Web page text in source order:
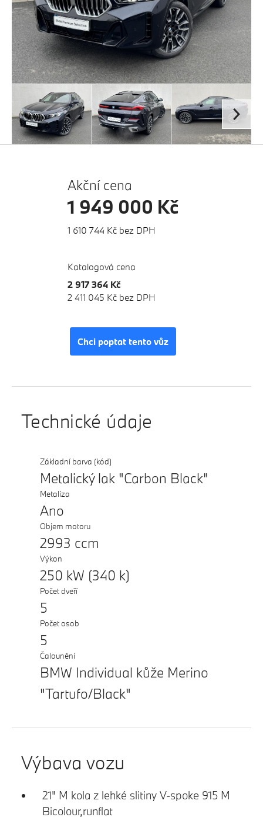
Akční cena
1 949 000 Kč
1 610 744 Kč bez DPH
Katalogová cena
2 917 364 Kč
2 411 045 Kč bez DPH
Chci poptat tento vůz
Technické údaje
Základní barva (kód)
Metalický lak "Carbon Black"
Metalíza
Ano
Objem motoru
2993 ccm
Výkon
250 kW (340 k)
Počet dveří
5
Počet osob
5
Čalounění
BMW Individual kůže Merino
"Tartufo/Black"
Výbava vozu
21" M kola z lehké slitiny V-spoke 915 M
Bicolour,runflat